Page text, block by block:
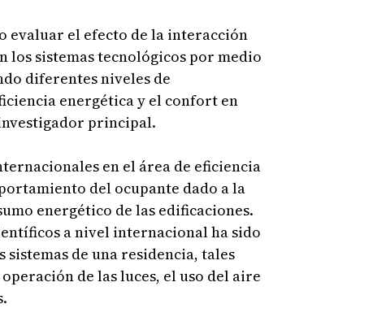
evaluar el efecto de la interacción
los sistemas tecnológicos por medio
diferentes niveles de
energética y el confort en
principal.
en el área de eficiencia
del ocupante dado a la
energético de las edificaciones.
a nivel internacional ha sido
de una residencia, tales
de las luces, el uso del aire